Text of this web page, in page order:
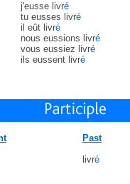
j'eusse livré
tu eusses livré
il eût livré
nous eussions livré
vous eussiez livré
ils eussent livré
Past
livré